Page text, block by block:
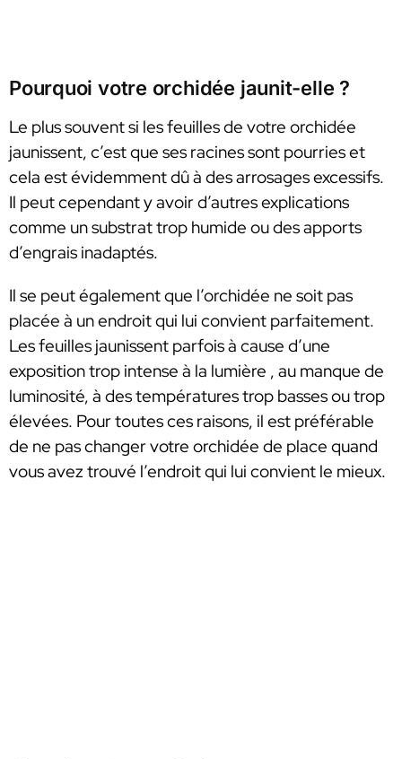
Pourquoi votre orchidée jaunit-elle ?
Le plus souvent si les feuilles de votre orchidée
jaunissent, c’est que ses racines sont pourries et
cela est évidemment dû à des arrosages excessifs.
Il peut cependant y avoir d’autres explications
comme un substrat trop humide ou des apports
d’engrais inadaptés.
Il se peut également que l’orchidée ne soit pas
placée à un endroit qui lui convient parfaitement.
Les feuilles jaunissent parfois à cause d’une
exposition trop intense à la lumière , au manque de
luminosité, à des températures trop basses ou trop
élevées. Pour toutes ces raisons, il est préférable
de ne pas changer votre orchidée de place quand
vous avez trouvé l’endroit qui lui convient le mieux.